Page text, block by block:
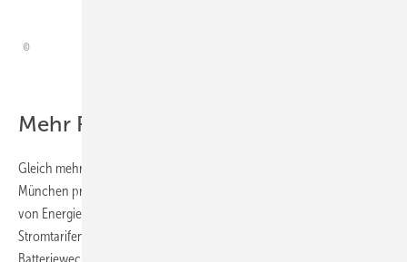
Mehr Funktionen in der Wallbox
Gleich mehrere Neuheiten wird Kostal (B3.130) auf der Messe in
München präsentieren. Im Mittelpunkt stehen dabei die Vernetzung
von Energiesystemen und die Nutzung von dynamischen
Stromtarifen. Neben dem neuen leistungsstarken